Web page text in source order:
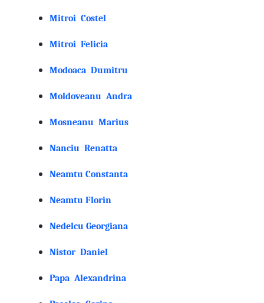
Mitroi Costel
Mitroi Felicia
Modoaca Dumitru
Moldoveanu Andra
Mosneanu Marius
Nanciu Renatta
Neamtu Constanta
Neamtu Florin
Nedelcu Georgiana
Nistor Daniel
Papa Alexandrina